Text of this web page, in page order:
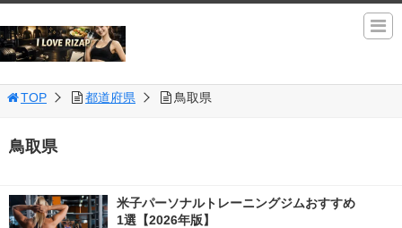
TOP 都道府県 鳥取県
鳥取県
米子パーソナルトレーニングジムおすすめ
1選【2026年版】